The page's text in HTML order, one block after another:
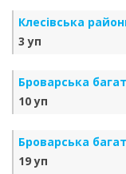
Клесівська
3 уп
Броварська
10 уп
Броварська
19 уп